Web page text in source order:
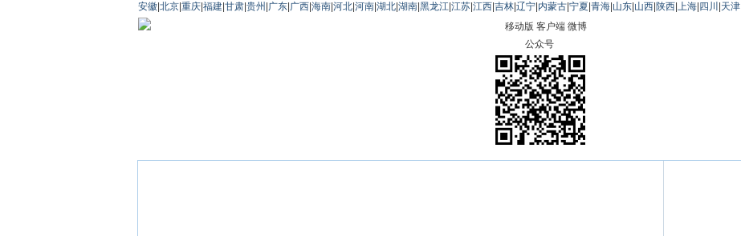
安徽 北京 重庆 福建 甘肃 贵州 广东 广西 海南 河北 河南 湖北 湖南 黑龙江 江苏 江西 吉林 辽宁 内蒙古 宁夏 青海 山东 山西 陕西 上海 四川 天津
移动版 客户端 微博
公众号